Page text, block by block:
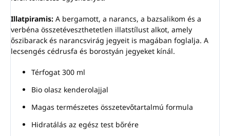
Illatpiramis: A bergamott, a narancs, a bazsalikom és a
verbéna összetéveszthetetlen illatstílust alkot, amely
őszibarack és narancsvirág jegyeit is magában foglalja. A
lecsengés cédrusfa és borostyán jegyeket kínál.
Térfogat 300 ml
Bio olasz kenderolajjal
Magas természetes összetevőtartalmú formula
Hidratálás az egész test bőrére